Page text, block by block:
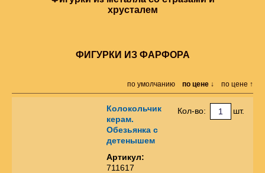
хрусталем
ФИГУРКИ ИЗ ФАРФОРА
по умолчанию по цене ↓ по цене ↑
Колокольчик
керам.
Обезьянка с
детенышем
Артикул:
711617
Кол-во: шт.